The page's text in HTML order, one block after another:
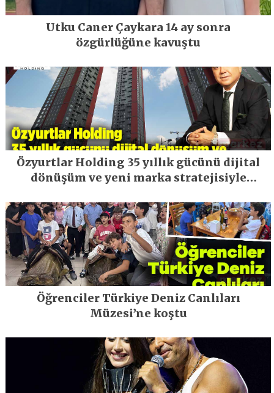
Utku Caner Çaykara 14 ay sonra
özgürlüğüne kavuştu
Özyurtlar Holding 35 yıllık gücünü dijital
dönüşüm ve yeni marka stratejisiyle
Öğrenciler Türkiye Deniz Canlıları
Müzesi’ne koştu